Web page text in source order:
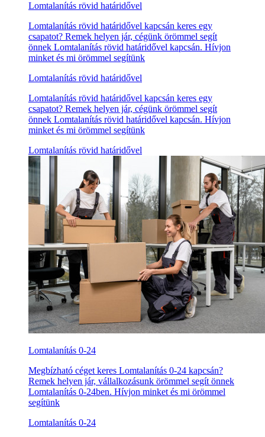
Lomtalanítás rövid határidővel
Lomtalanítás rövid határidővel kapcsán keres egy
csapatot? Remek helyen jár, cégünk örömmel segít
önnek Lomtalanítás rövid határidővel kapcsán. Hívjon
minket és mi örömmel segítünk
Lomtalanítás rövid határidővel
Lomtalanítás rövid határidővel kapcsán keres egy
csapatot? Remek helyen jár, cégünk örömmel segít
önnek Lomtalanítás rövid határidővel kapcsán. Hívjon
minket és mi örömmel segítünk
Lomtalanítás rövid határidővel
Lomtalanítás 0-24
Megbízható céget keres Lomtalanítás 0-24 kapcsán?
Remek helyen jár, vállalkozásunk örömmel segít önnek
Lomtalanítás 0-24ben. Hívjon minket és mi örömmel
segítünk
Lomtalanítás 0-24